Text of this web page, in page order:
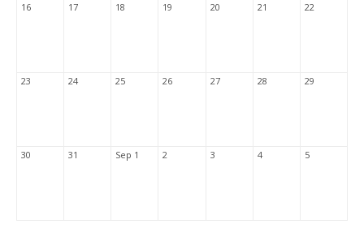
16 17 18 19 20 21 22
23 24 25 26 27 28 29
30 31 Sep 1 2 3 4 5